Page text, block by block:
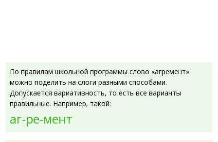
По правилам школьной программы слово «агремент»
можно поделить на слоги разными способами.
Допускается вариативность, то есть все варианты
правильные. Например, такой:
аг-ре-мент